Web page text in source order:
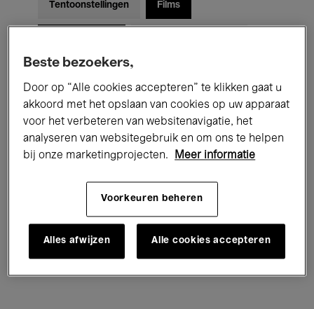
Tentoonstellingen Films
Jazz Klassieke Muziek
Elektronische Muziek
Voor iedereen Kids’ Palace
Hosted Events
2 resultaten weergeven
Beste bezoekers,
Door op “Alle cookies accepteren” te klikken gaat u
akkoord met het opslaan van cookies op uw apparaat
voor het verbeteren van websitenavigatie, het
analyseren van websitegebruik en om ons te helpen
bij onze marketingprojecten.
Meer informatie
Voorkeuren beheren
Alles afwijzen Alle cookies accepteren